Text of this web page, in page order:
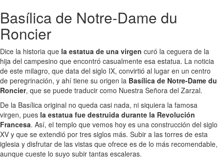
Basílica de Notre-Dame du
Roncier
Dice la historia que la estatua de una virgen curó la ceguera de la
hija del campesino que encontró casualmente esa estatua. La noticia
de este milagro, que data del siglo IX, convirtió al lugar en un centro
de peregrinación, y ahí tiene su origen la Basílica de Notre-Dame du
Roncier, que se puede traducir como Nuestra Señora del Zarzal.
De la Basílica original no queda casi nada, ni siquiera la famosa
virgen, pues la estatua fue destruida durante la Revolución
Francesa. Así, el templo que vemos hoy es una construcción del siglo
XV y que se extendió por tres siglos más. Subir a las torres de esta
iglesia y disfrutar de las vistas que ofrece es de lo más recomendable,
aunque cueste lo suyo subir tantas escaleras.